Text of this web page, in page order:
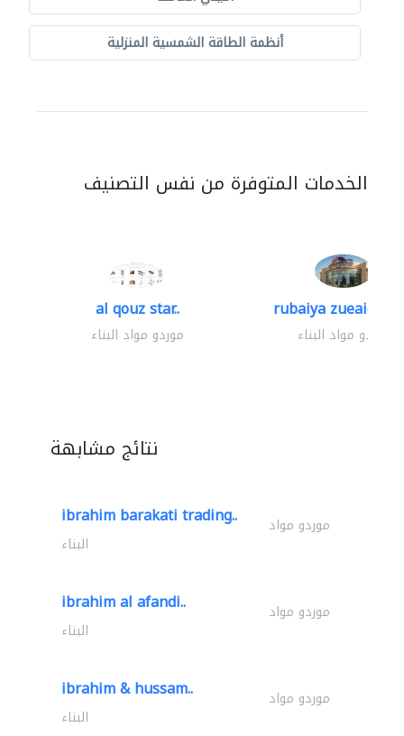
أنظمة الطاقة الشمسية المنزلية
الخدمات المتوفرة من نفس التصنيف
al qouz star..
موردو مواد البناء
rubaiya zueaid
موردو مواد البناء
نتائج مشابهة
ibrahim barakati trading.. موردو مواد
البناء
ibrahim al afandi.. موردو مواد
البناء
ibrahim & hussam.. موردو مواد
البناء